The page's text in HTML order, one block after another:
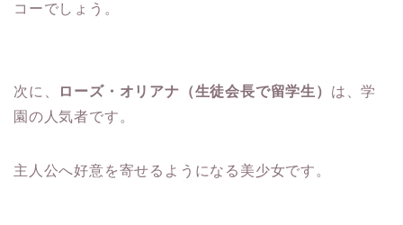
コーでしょう。
次に、 ローズ・オリアナ（生徒会長で留学生） は、学
園の人気者です。
主人公へ好意を寄せるようになる美少女です。